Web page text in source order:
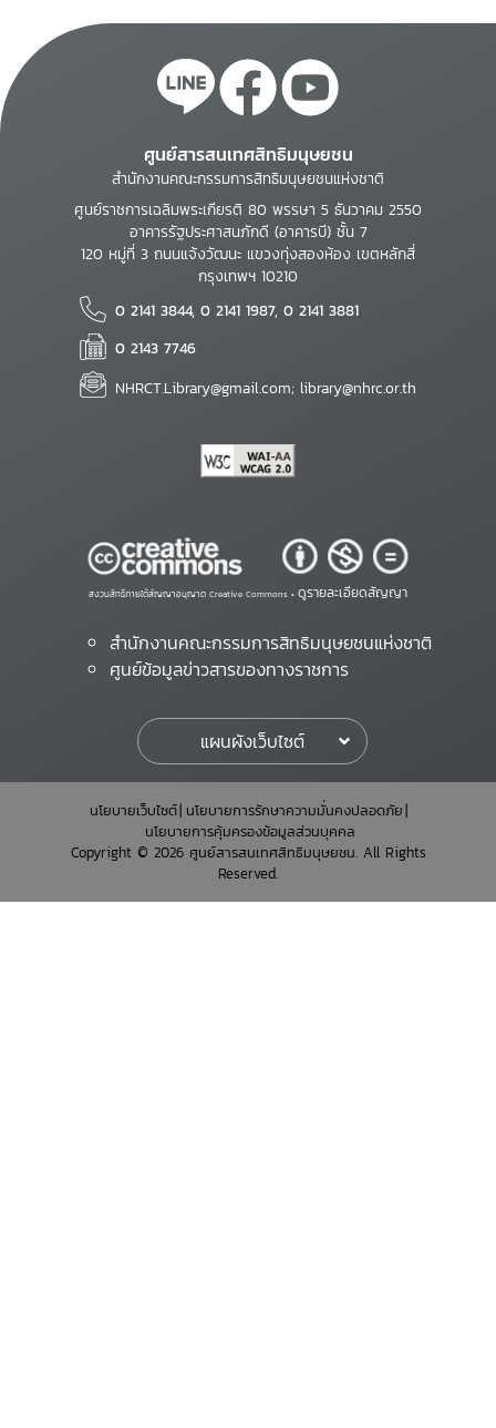
ศูนย์สารสนเทศสิทธิมนุษยชน
สำนักงานคณะกรรมการสิทธิมนุษยชนแห่งชาติ
ศูนย์ราชการเฉลิมพระเกียรติ 80 พรรษา 5 ธันวาคม 2550
อาคารรัฐประศาสนภักดี (อาคารบี) ชั้น 7
120 หมู่ที่ 3 ถนนแจ้งวัฒนะ แขวงทุ่งสองห้อง เขตหลักสี่
กรุงเทพฯ 10210
0 2141 3844, 0 2141 1987, 0 2141 3881
0 2143 7746
NHRCT.Library@gmail.com; library@nhrc.or.th
สงวนสิทธิ์ภายใต้สัญญาอนุญาต Creative Commons • ดูรายละเอียดสัญญา
สำนักงานคณะกรรมการสิทธิมนุษยชนแห่งชาติ
ศูนย์ข้อมูลข่าวสารของทางราชการ
แผนผังเว็บไซต์
นโยบายเว็บไซต์ นโยบายการรักษาความมั่นคงปลอดภัย
นโยบายการคุ้มครองข้อมูลส่วนบุคคล
Copyright © 2026 ศูนย์สารสนเทศสิทธิมนุษยชน. All Rights
Reserved.